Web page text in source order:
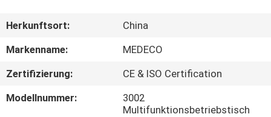
FABRIK-
QUALITÄTSKONTROLLE
Herkunftsort:
China
Markenname:
MEDECO
Zertifizierung:
CE & ISO Certification
Modellnummer:
3002
Multifunktionsbetriebstisch